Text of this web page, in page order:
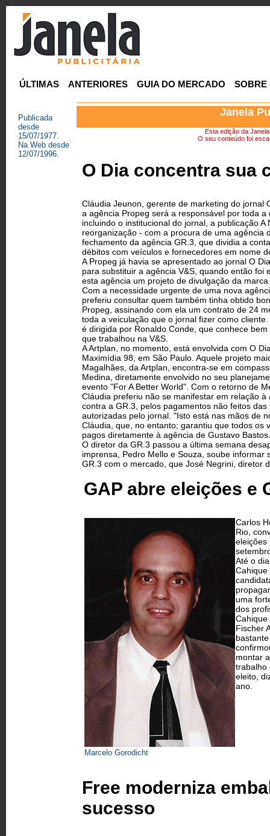
ÚLTIMAS ANTERIORES GUIA DO MERCADO SOBRE
Publicada
desde
15/07/1977.
Na Web desde
12/07/1996.
Janela
Esta edição da
O seu conteúdo foi
O Dia concentra sua
Cláudia Jeunon, gerente de marketing do jornal
a agência Propeg será a responsável por toda
incluindo o institucional do jornal, a publicação
reorganização - com a procura de uma agência
fechamento da agência GR.3, que dividia a
débitos com veículos e fornecedores em nome
A Propeg já havia se apresentado ao jornal O
para substituir a agência V&S, quando então foi
esta agência um projeto de divulgação da
Com a necessidade urgente de uma nova
preferiu consultar quem também tinha obtido
Propeg, assinando com ela um contrato de 24
toda a veiculação que o jornal fizer como
é dirigida por Ronaldo Conde, que conhece
que trabalhou na V&S.
A Artplan, no momento, está envolvida com O
Maximídia 98, em São Paulo. Aquele projeto
Magalhães, da Artplan, encontra-se em
Medina, diretamente envolvido no seu
evento "For A Better World". Com o retorno de
Cláudia preferiu não se manifestar em relação
contra a GR.3, pelos pagamentos não feitos
autorizadas pelo jornal. "Isto está nas mãos de
Cláudia, que, no entanto; garantiu que todos os
pagos diretamente à agência de Gustavo Bastos.
O diretor da GR.3 passou a última semana
imprensa, Pedro Mello e Souza, soube
GR.3 com o mercado, que José Negrini, diretor
GAP abre eleições e
Marcelo Gorodicht
Carlos
Rio,
eleições
Até o
Cahique
uma
dos
Cahique
Fischer
montar
trabalho
eleito,
ano.
Free moderniza
sucesso